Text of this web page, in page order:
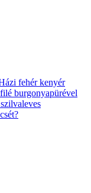
fehér kenyér
burgonyapürével